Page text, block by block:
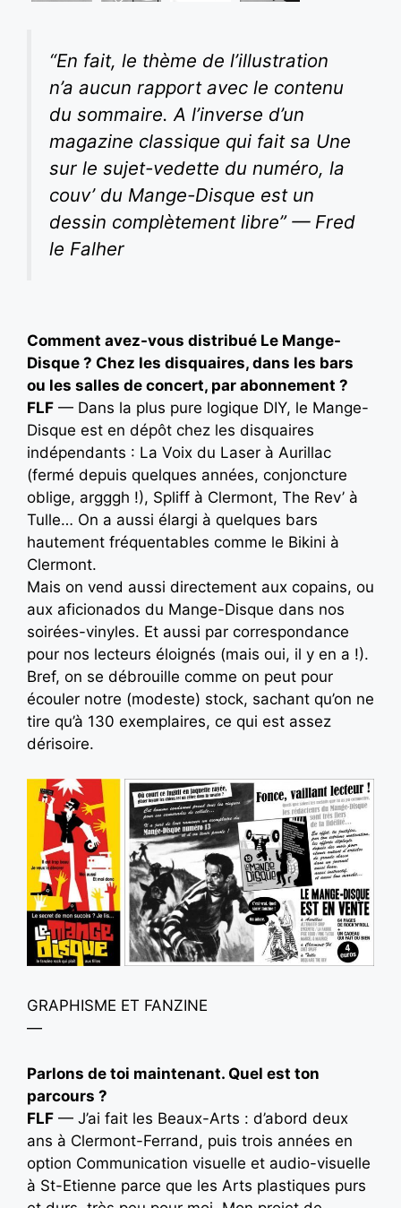
“En fait, le thème de l’illustration
n’a aucun rapport avec le contenu
du sommaire. A l’inverse d’un
magazine classique qui fait sa Une
sur le sujet-vedette du numéro, la
couv’ du Mange-Disque est un
dessin complètement libre” — Fred
le Falher
Comment avez-vous distribué Le Mange-
Disque ? Chez les disquaires, dans les bars
ou les salles de concert, par abonnement ?
FLF — Dans la plus pure logique DIY, le Mange-
Disque est en dépôt chez les disquaires
indépendants : La Voix du Laser à Aurillac
(fermé depuis quelques années, conjoncture
oblige, argggh !), Spliff à Clermont, The Rev’ à
Tulle… On a aussi élargi à quelques bars
hautement fréquentables comme le Bikini à
Clermont.
Mais on vend aussi directement aux copains, ou
aux aficionados du Mange-Disque dans nos
soirées-vinyles. Et aussi par correspondance
pour nos lecteurs éloignés (mais oui, il y en a !).
Bref, on se débrouille comme on peut pour
écouler notre (modeste) stock, sachant qu’on ne
tire qu’à 130 exemplaires, ce qui est assez
dérisoire.
GRAPHISME ET FANZINE
—
Parlons de toi maintenant. Quel est ton
parcours ?
FLF — J’ai fait les Beaux-Arts : d’abord deux
ans à Clermont-Ferrand, puis trois années en
option Communication visuelle et audio-visuelle
à St-Etienne parce que les Arts plastiques purs